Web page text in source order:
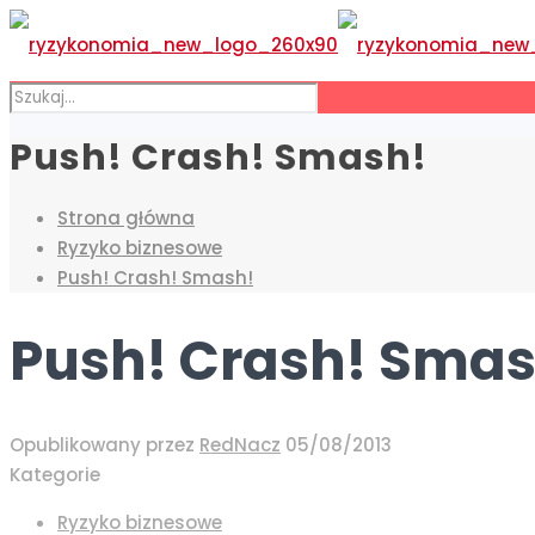
Push! Crash! Smash!
Strona główna
Ryzyko biznesowe
Push! Crash! Smash!
Push! Crash!
Opublikowany przez RedNacz 05/08/2013
Kategorie
Ryzyko biznesowe